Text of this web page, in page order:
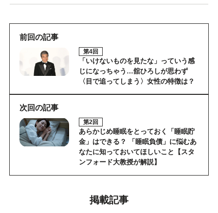
前回の記事
第4回
「いけないものを見たな」っていう感
じになっちゃう…舘ひろしが思わず
〈目で追ってしまう〉女性の特徴は？
次回の記事
第2回
あらかじめ睡眠をとっておく「睡眠貯
金」はできる？ 「睡眠負債」に悩むあ
なたに知っておいてほしいこと【スタ
ンフォード大教授が解説】
掲載記事